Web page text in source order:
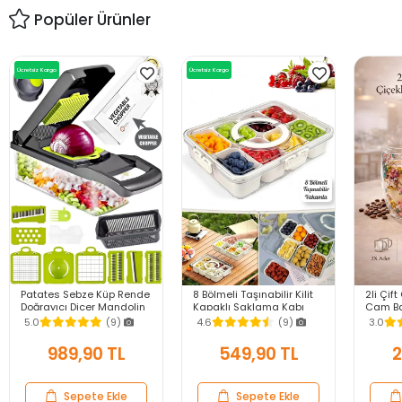
Popüler Ürünler
Patates Sebze Küp Rende
Doğrayıcı Dicer Mandolin
Dilimleyici Jülyen Kesici
Vegetable Chopper Seti
5.0 (9)
989,90 TL
Sepete Ekle
8 Bölmeli Taşınabilir Kilit
Kapaklı Saklama Kabı
Kahvaltılık Organizer
Piknik Seti Gıda Kutusu
4.6 (9)
549,90 TL
Sepete Ekle
2li Çift
Cam
250ml
3.0